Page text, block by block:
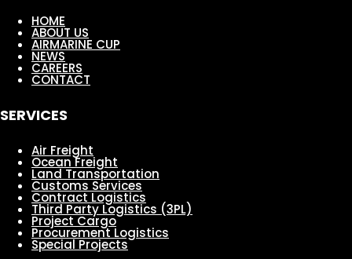
HOME
ABOUT US
AIRMARINE CUP
NEWS
CAREERS
CONTACT
SERVICES
Air Freight
Ocean Freight
Land Transportation
Customs Services
Contract Logistics
Third Party Logistics (3PL)
Project Cargo
Procurement Logistics
Special Projects